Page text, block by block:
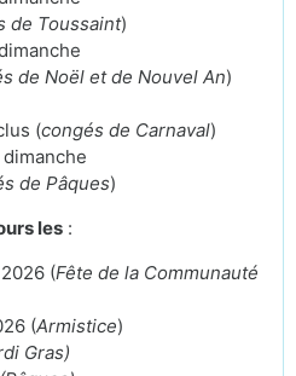
de Toussaint)
de Noël et de Nouvel An)
(congés de Carnaval)
de Pâques)
les :
(Fête de la Communauté
(Armistice)
Gras)